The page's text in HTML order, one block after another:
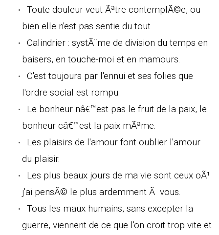
Toute douleur veut Ãªtre contemplÃ©e, ou
bien elle n'est pas sentie du tout.
Calindrier : systÃ¨me de division du temps en
baisers, en touche-moi et en mamours.
C'est toujours par l'ennui et ses folies que
l'ordre social est rompu.
Le bonheur nâ€™est pas le fruit de la paix, le
bonheur câ€™est la paix mÃªme.
Les plaisirs de l'amour font oublier l'amour
du plaisir.
Les plus beaux jours de ma vie sont ceux oÃ¹
j'ai pensÃ© le plus ardemment Ã vous.
Tous les maux humains, sans excepter la
guerre, viennent de ce que l'on croit trop vite et